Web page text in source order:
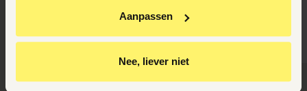
Relevante aanbiedingen van BrandMR op andere sites
Door op ‘Ja, nu accepteren’ te klikken ga je akkoord met
Aanpassen
Nee, liever niet